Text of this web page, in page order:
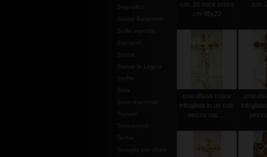
Segnalibri
Servizi Battesimo
Spille argento
Stampati
Statue
Statue in Legno
Stoffe
Stole
Stole diaconali
Tabernacoli
cm. 20 noce croce
cm.45x22
cm.
crocefisso croce
trifogliata in un solo
pezzo nat. ...